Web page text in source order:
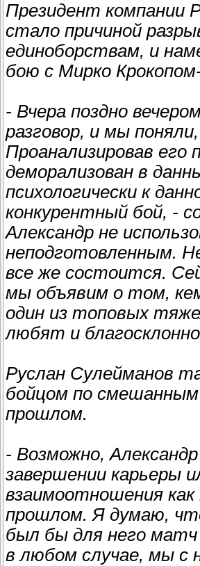
Президент компании
стало причиной
единоборствам, и
бою с Мирко
- Вчера поздно
разговор, и мы
Проанализировав его
деморализован в
психологически к
конкурентный бой, -
Александр не
неподготовленным.
все же состоится.
мы объявим о том,
один из топовых
любят и
Руслан Сулейманов
бойцом по смешанным
прошлом.
- Возможно,
завершении карьеры
взаимоотношения
прошлом. Я думаю,
был бы для него
в любом случае, мы с